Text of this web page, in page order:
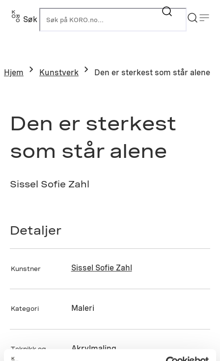
Hopp
Søk
Hjem Kunstverk Den er sterkest som står alene
Den er sterkest
som står alene
Sissel Sofie Zahl
Detaljer
Kunstner Sissel Sofie Zahl
Kategori Maleri
Teknikk og
materiale
Akrylmaling